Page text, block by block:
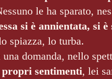
le ha sparato,
si è annientata, si è
spiazza, lo turba.
domanda, nello
propri sentimenti, lei